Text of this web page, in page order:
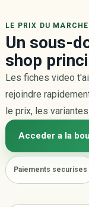
LE PRIX DU MARCHE
Un sous-
shop
Les fiches video
rejoindre
le prix, les
Acceder a la
Paiements securises